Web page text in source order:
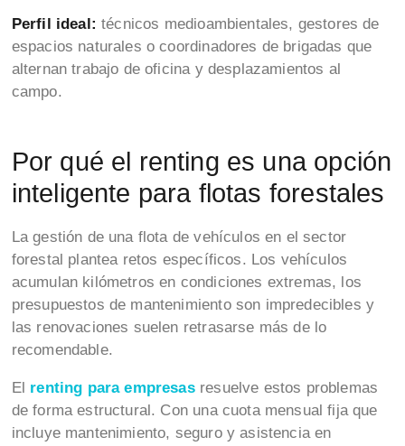
Perfil ideal:técnicos medioambientales, gestores de
espacios naturales o coordinadores de brigadas que
alternan trabajo de oficina y desplazamientos al
campo.
Por qué el renting es una opción
inteligente para flotas forestales
La gestión de una flota de vehículos en el sector
forestal plantea retos específicos. Los vehículos
acumulan kilómetros en condiciones extremas, los
presupuestos de mantenimiento son impredecibles y
las renovaciones suelen retrasarse más de lo
recomendable.
El renting para empresasresuelve estos problemas
de forma estructural. Con una cuota mensual fija que
incluye mantenimiento, seguro y asistencia en